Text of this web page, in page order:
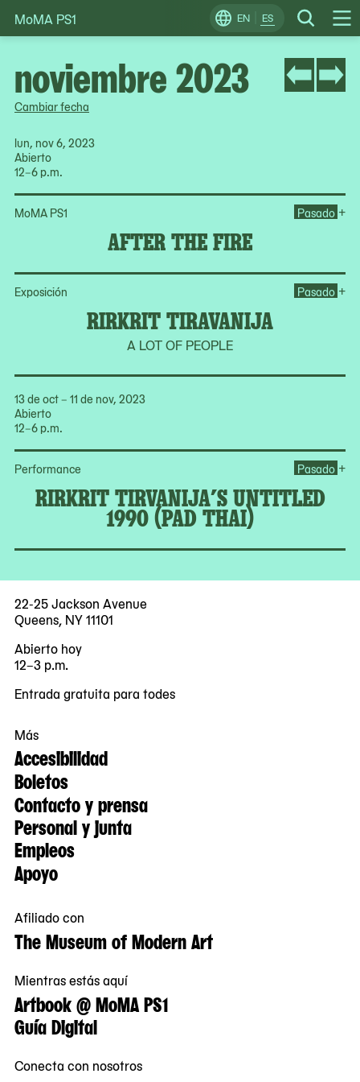
Skip
to
EN ES Search
Change
Locale
MoMA PS1
Cambiar fecha
lun, nov 6, 2023
Abierto
12–6 p.m.
MoMA PS1
AFTER THE FIRE
Pasado +
Exposición
RIRKRIT TIRAVANIJA
A LOT OF PEOPLE
Pasado +
13 de oct – 11 de nov, 2023
Abierto
12–6 p.m.
Performance
RIRKRIT TIRVANIJA’S UNTITLED
1990 (PAD THAI)
Pasado +
noviembre 2023
22-25 Jackson Avenue
Queens, NY 11101
Abierto hoy
12–3 p.m.
Entrada gratuita para todes
Más
Accesibilidad
Boletos
Contacto y prensa
Personal y junta
Empleos
Apoyo
Afiliado con
The Museum of Modern Art
Mientras estás aquí
Artbook @ MoMA PS1
Guía Digital
Conecta con nosotros